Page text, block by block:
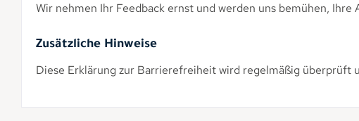
Wir nehmen Ihr Feedback ernst und werden uns bemühen,
Zusätzliche Hinweise
Diese Erklärung zur Barrierefreiheit wird regelmäßig überprüft